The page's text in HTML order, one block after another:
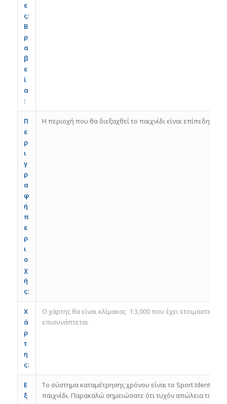
ε
ς:
Β
ρ
α
β
ε
ί
α
:
Π
ε
ρ
ι
γ
ρ
α
φ
ή
π
ε
ρ
ι
ο
χ
ή
ς:
Η περιοχή που θα διεξαχθεί το παιχνίδι είναι επίπεδη
Χ
ά
ρ
τ
η
ς:
Ο χάρτης θα είναι κλίμακας 1:3,000 που έχει ετοιμαστεί
επισυνάπτεται
Ε
ξ
Το σύστημα καταμέτρησης χρόνου είναι το Sport Ident. Σε
παιχνίδι. Παρακαλώ σημειώσατε ότι τυχόν απώλεια τους,